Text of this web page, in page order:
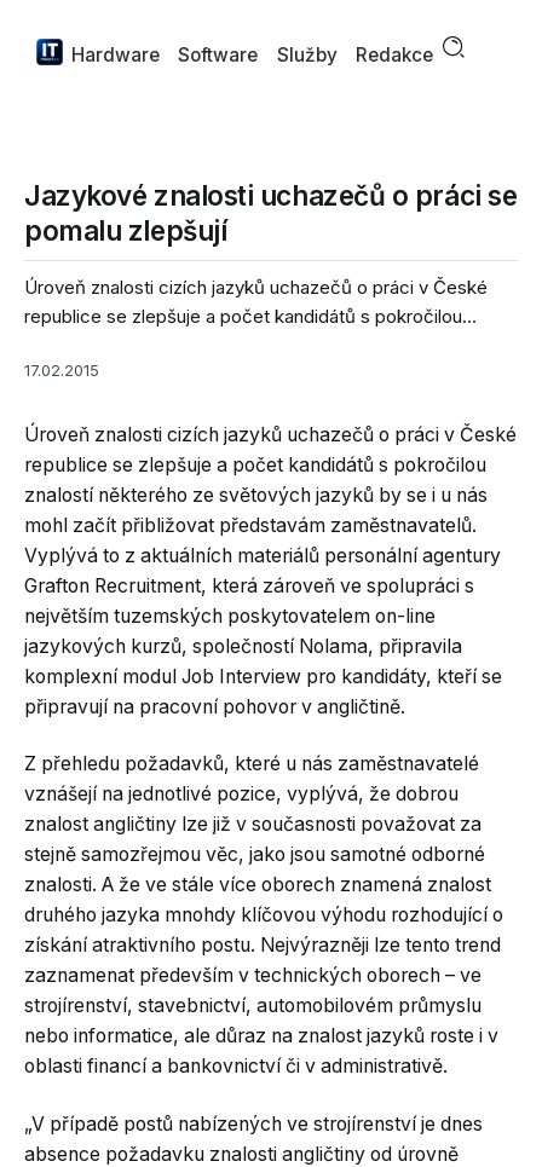
Hardware Software Služby Redakce
Jazykové znalosti uchazečů o práci se
pomalu zlepšují
Úroveň znalosti cizích jazyků uchazečů o práci v České
republice se zlepšuje a počet kandidátů s pokročilou...
17.02.2015
Úroveň znalosti cizích jazyků uchazečů o práci v České
republice se zlepšuje a počet kandidátů s pokročilou
znalostí některého ze světových jazyků by se i u nás
mohl začít přibližovat představám zaměstnavatelů.
Vyplývá to z aktuálních materiálů personální agentury
Grafton Recruitment, která zároveň ve spolupráci s
největším tuzemských poskytovatelem on-line
jazykových kurzů, společností Nolama, připravila
komplexní modul Job Interview pro kandidáty, kteří se
připravují na pracovní pohovor v angličtině.
Z přehledu požadavků, které u nás zaměstnavatelé
vznášejí na jednotlivé pozice, vyplývá, že dobrou
znalost angličtiny lze již v současnosti považovat za
stejně samozřejmou věc, jako jsou samotné odborné
znalosti. A že ve stále více oborech znamená znalost
druhého jazyka mnohdy klíčovou výhodu rozhodující o
získání atraktivního postu. Nejvýrazněji lze tento trend
zaznamenat především v technických oborech – ve
strojírenství, stavebnictví, automobilovém průmyslu
nebo informatice, ale důraz na znalost jazyků roste i v
oblasti financí a bankovnictví či v administrativě.
„V případě postů nabízených ve strojírenství je dnes
absence požadavku znalosti angličtiny od úrovně